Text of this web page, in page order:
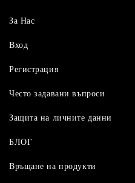
За Нас
Вход
Регистрация
Често задавани въпроси
Защита на личните данни
БЛОГ
Връщане на продукти